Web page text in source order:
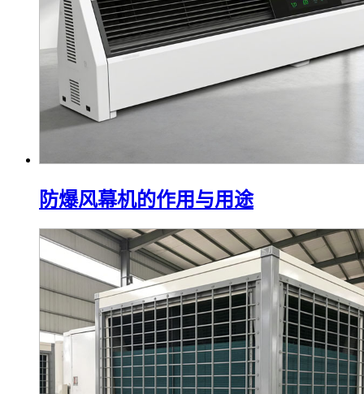
防爆风幕机的作用与用途